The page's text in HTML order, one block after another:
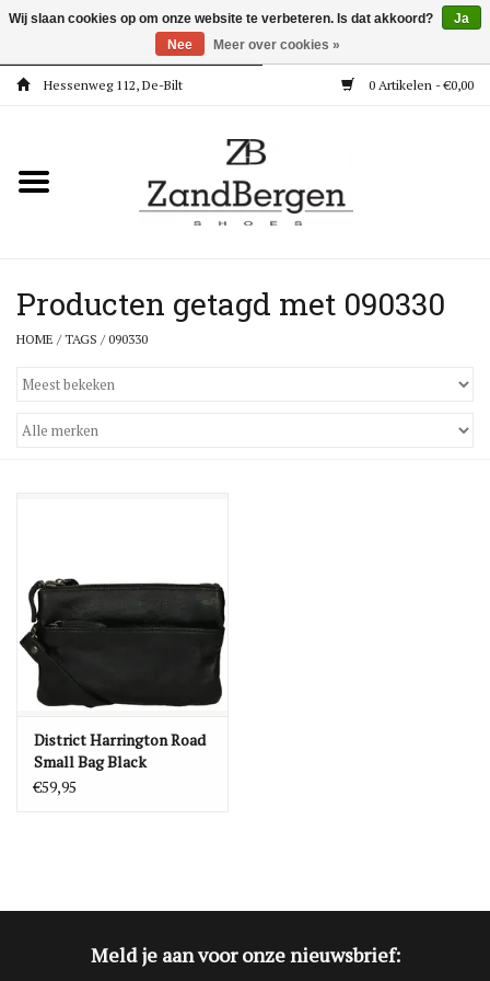
Hessenweg 112, De-Bilt 0 Artikelen - €0,00
Kleding
Meisjes
Jongens
Merken
Producten getagd met 090330
HOME /TAGS /090330
District Harrington Road
Small Bag Black
€59,95
Meld je aan voor onze nieuwsbrief:
Wij slaan cookies op om onze website te verbeteren. Is dat akkoord?
Ja
Nee
Meer over cookies »